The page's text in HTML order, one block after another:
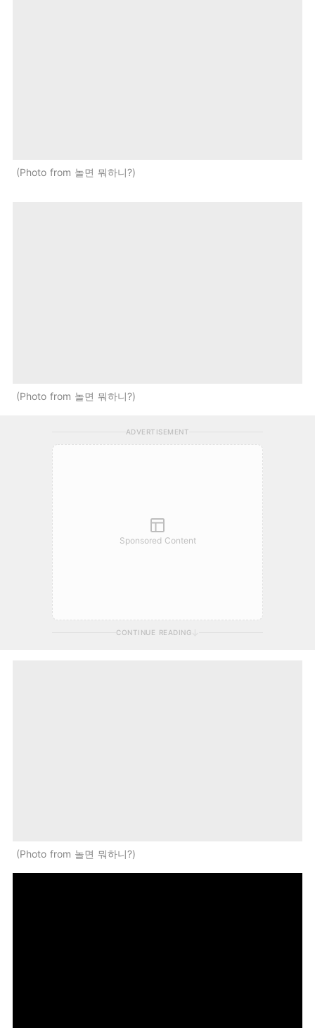
Photo from 놀면 뭐하니?
Photo from 놀면 뭐하니?
ADVERTISEMENT
Sponsored Content
CONTINUE READING
Photo from 놀면 뭐하니?